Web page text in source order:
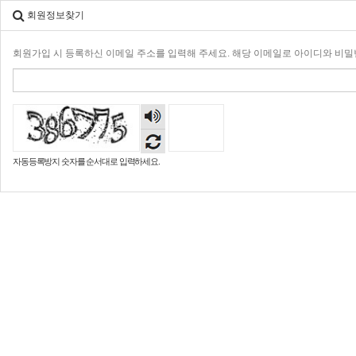
회원정보찾기
회원가입 시 등록하신 이메일 주소를 입력해 주세요. 해당 이메일로 아이디와 비
숫자
음성
듣기
자동등록방지 숫자를 순서대로 입력하세요.